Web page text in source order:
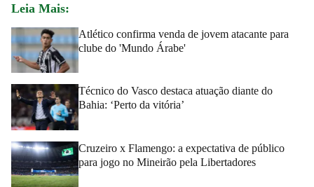
Leia Mais:
Atlético confirma venda de jovem atacante para
clube do 'Mundo Árabe'
Técnico do Vasco destaca atuação diante do
Bahia: ‘Perto da vitória’
Cruzeiro x Flamengo: a expectativa de público
para jogo no Mineirão pela Libertadores